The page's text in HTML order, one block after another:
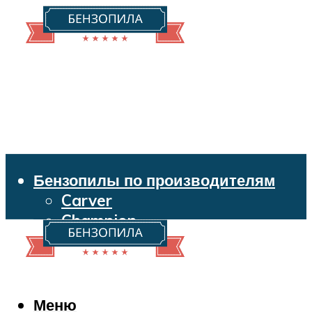
Бензопилы по производителям
Carver
Champion
Echo
Husqvarna
Makita
Меню